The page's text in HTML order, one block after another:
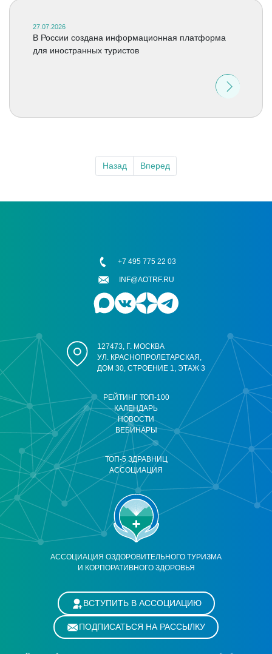
27.07.2026
В России создана информационная платформа
для иностранных туристов
Назад Вперед
АССОЦИАЦИЯ ОЗДОРОВИТЕЛЬНОГО ТУРИЗМА
И КОРПОРАТИВНОГО ЗДОРОВЬЯ
РЕЙТИНГ ТОП-100
КАЛЕНДАРЬ
НОВОСТИ
ВЕБИНАРЫ
ТОП-5 ЗДРАВНИЦ
АССОЦИАЦИЯ
127473, Г. МОСКВА
УЛ. КРАСНОПРОЛЕТАРСКАЯ,
ДОМ 30, СТРОЕНИЕ 1, ЭТАЖ 3
+7 495 775 22 03
INF@AOTRF.RU
ВСТУПИТЬ В АССОЦИАЦИЮ
ПОДПИСАТЬСЯ НА РАССЫЛКУ